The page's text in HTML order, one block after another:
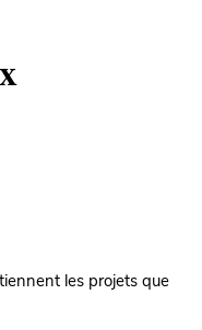
les projets que